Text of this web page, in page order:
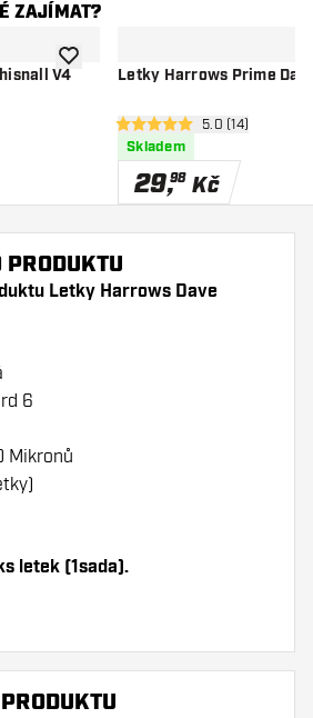
ZAJÍMAT?
V4
Přidat do seznamu přání
Letky Harrows Prime
otevřít panel
5 hodnoticí hvězdičky
5.0 (14)
Skladem
29,98 Kč
Letky Harrows Dave
6
Mikronů
letek (1sada).
po ruce dostatek letky a
používáním poškodit